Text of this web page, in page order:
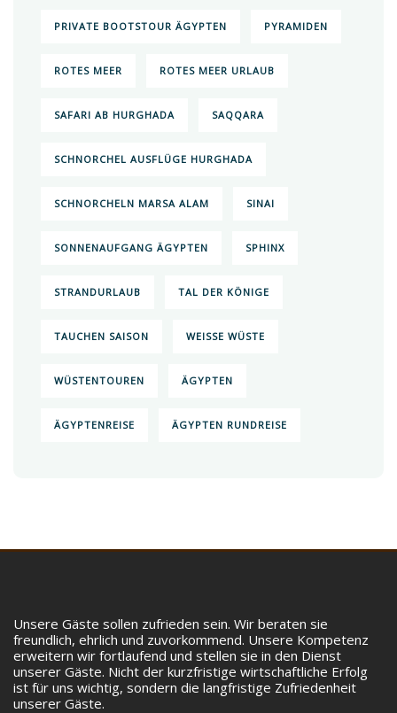
PRIVATE BOOTSTOUR ÄGYPTEN PYRAMIDEN
ROTES MEER ROTES MEER URLAUB
SAFARI AB HURGHADA SAQQARA
SCHNORCHEL AUSFLÜGE HURGHADA
SCHNORCHELN MARSA ALAM SINAI
SONNENAUFGANG ÄGYPTEN SPHINX
STRANDURLAUB TAL DER KÖNIGE
TAUCHEN SAISON WEISSE WÜSTE
WÜSTENTOUREN ÄGYPTEN
ÄGYPTENREISE ÄGYPTEN RUNDREISE
Unsere Gäste sollen zufrieden sein. Wir beraten sie
freundlich, ehrlich und zuvorkommend. Unsere Kompetenz
erweitern wir fortlaufend und stellen sie in den Dienst
unserer Gäste. Nicht der kurzfristige wirtschaftliche Erfolg
ist für uns wichtig, sondern die langfristige Zufriedenheit
unserer Gäste.